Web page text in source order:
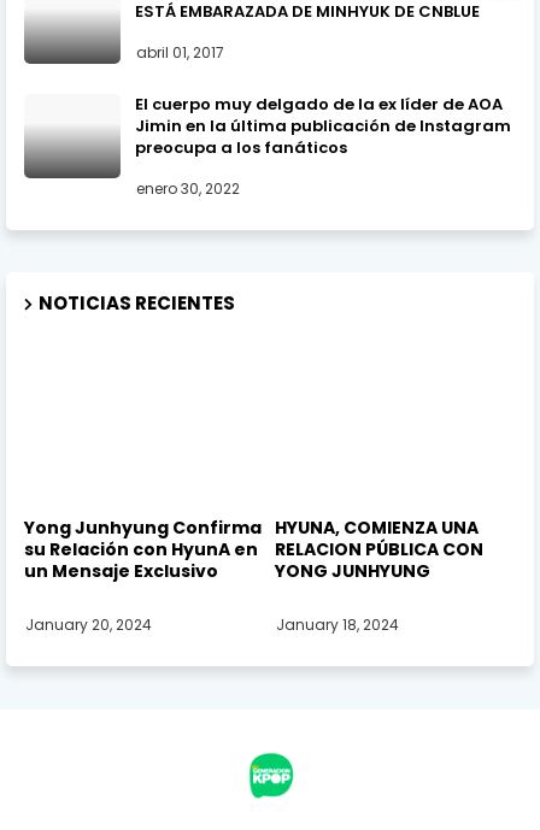
ESTÁ EMBARAZADA DE MINHYUK DE CNBLUE
abril 01, 2017
El cuerpo muy delgado de la ex líder de AOA
Jimin en la última publicación de Instagram
preocupa a los fanáticos
enero 30, 2022
NOTICIAS RECIENTES
Yong Junhyung Confirma
su Relación con HyunA en
un Mensaje Exclusivo
January 20, 2024
HYUNA, COMIENZA UNA
RELACION PÚBLICA CON
YONG JUNHYUNG
January 18, 2024